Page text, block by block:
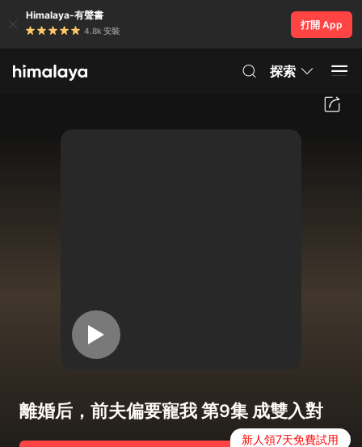
Himalaya-有聲書
4.8k 安裝
打開 App
探索
離婚后，前夫偏要寵我 第9集 成雙入對
新人領7天免費試用